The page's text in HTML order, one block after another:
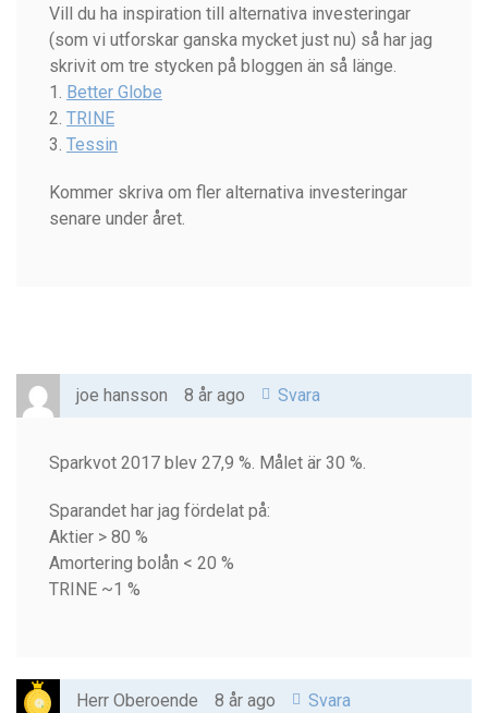
Vill du ha inspiration till alternativa investeringar
(som vi utforskar ganska mycket just nu) så har jag
skrivit om tre stycken på bloggen än så länge.
1. Better Globe
2. TRINE
3. Tessin
Kommer skriva om fler alternativa investeringar
senare under året.
joe hansson 8 år ago Svara
Sparkvot 2017 blev 27,9 %. Målet är 30 %.
Sparandet har jag fördelat på:
Aktier > 80 %
Amortering bolån < 20 %
TRINE ~1 %
Herr Oberoende 8 år ago Svara